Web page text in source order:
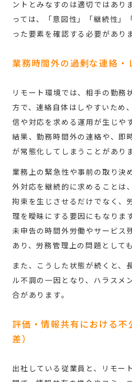
ントとみなすのは適切ではあり
っては、「意図性」「継続性」
った要素を確認する必要があり
業務時間外の過剰な連絡・
リモート環境では、相手の勤務
方で、連絡自体はしやすいため
信や対応を求める運用が生じや
結果、勤務時間外の連絡や、即
が常態化してしまうことがあり
業務上の緊急性や事前の取り決
外対応を継続的に求めることは
拘束を生じさせるだけでなく、
理を曖昧にする要因にもなりま
未申告の時間外労働やサービス
あり、労務管理上の問題として
また、こうした状態が続くと、
ル不調の一因となり、ハラスメ
合があります。
評価・情報共有における不
差）
出社している従業員と、リモー